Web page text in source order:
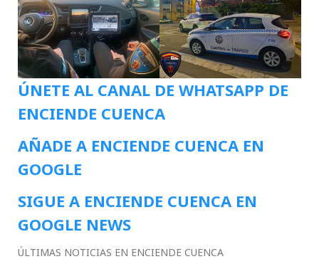
ÚNETE AL CANAL DE WHATSAPP DE
ENCIENDE CUENCA
AÑADE A ENCIENDE CUENCA EN
GOOGLE
SIGUE A ENCIENDE CUENCA EN
GOOGLE NEWS
ÚLTIMAS NOTICIAS EN ENCIENDE CUENCA